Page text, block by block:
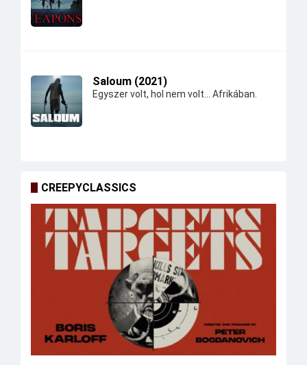
Saloum (2021)
Egyszer volt, hol nem volt... Afrikában.
CREEPYCLASSICS